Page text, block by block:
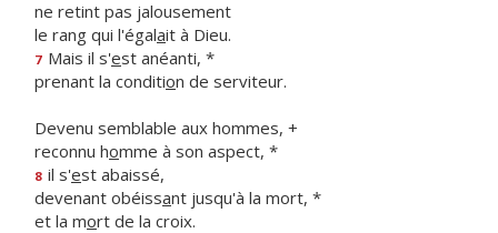
ne retint pas jalousement
le rang qui l'égalait à Dieu.
7 Mais il s'est anéanti, *
prenant la condition de serviteur.
Devenu semblable aux hommes, +
reconnu homme à son aspect, *
8 il s'est abaissé,
devenant obéissant jusqu'à la mort, *
et la mort de la croix.